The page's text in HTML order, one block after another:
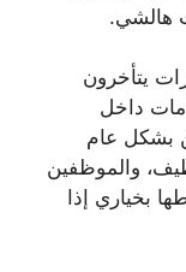
هالشي.
يتأخرون
داخل
بشكل عام
والموظفين
بخياري إذا